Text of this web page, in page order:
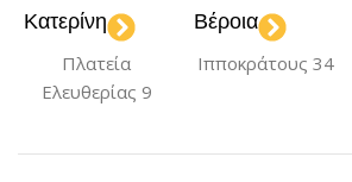
Black,Black/Gold ,
Deep Purple
Blue
ΜΟΝΤΈΛΟ Black
Κατερίνη
Πλατεία
Ελευθερίας 9
Βέροια
Ιπποκράτους 34